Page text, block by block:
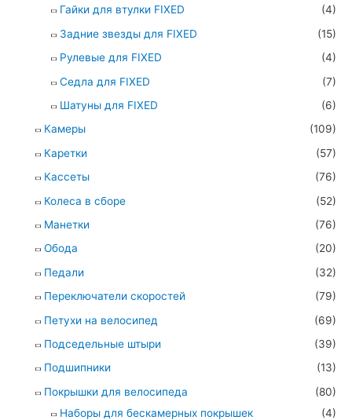
Гайки для втулки FIXED
(4)
Задние звезды для FIXED
(15)
Рулевые для FIXED
(4)
Седла для FIXED
(7)
Шатуны для FIXED
(6)
Камеры
(109)
Каретки
(57)
Кассеты
(76)
Колеса в сборе
(52)
Манетки
(76)
Обода
(20)
Педали
(32)
Переключатели скоростей
(79)
Петухи на велосипед
(69)
Подседельные штыри
(39)
Подшипники
(13)
Покрышки для велосипеда
(80)
Наборы для бескамерных покрышек
(4)